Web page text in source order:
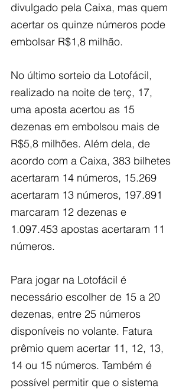
divulgado pela Caixa, mas quem
acertar os quinze números pode
embolsar R$1,8 milhão.
No último sorteio da Lotofácil,
realizado na noite de terç, 17,
uma aposta acertou as 15
dezenas em embolsou mais de
R$5,8 milhões. Além dela, de
acordo com a Caixa, 383 bilhetes
acertaram 14 números, 15.269
acertaram 13 números, 197.891
marcaram 12 dezenas e
1.097.453 apostas acertaram 11
números.
Para jogar na Lotofácil é
necessário escolher de 15 a 20
dezenas, entre 25 números
disponíveis no volante. Fatura
prêmio quem acertar 11, 12, 13,
14 ou 15 números. Também é
possível permitir que o sistema